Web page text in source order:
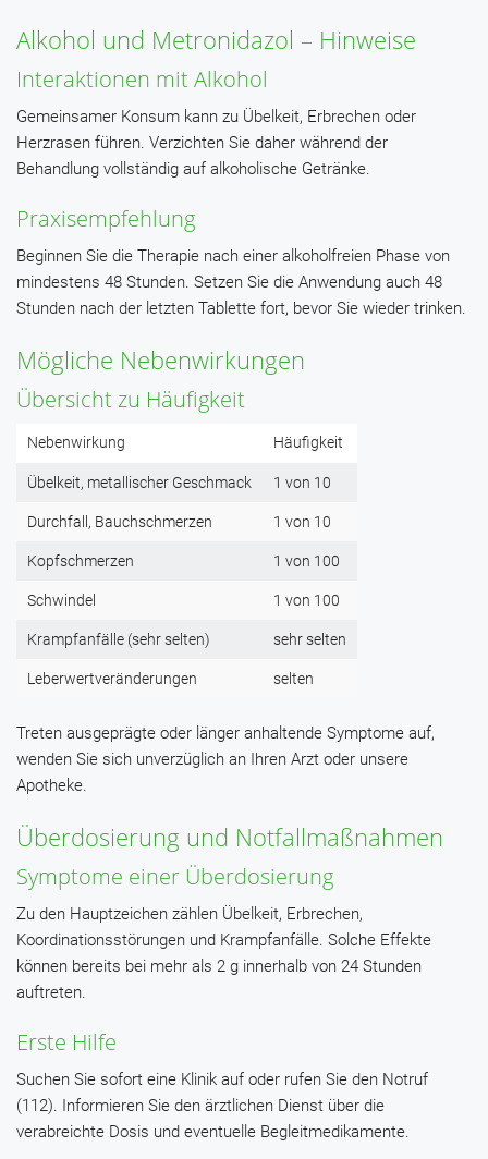
Alkohol und Metronidazol – Hinweise
Interaktionen mit Alkohol
Gemeinsamer Konsum kann zu Übelkeit, Erbrechen oder
Herzrasen führen. Verzichten Sie daher während der
Behandlung vollständig auf alkoholische Getränke.
Praxisempfehlung
Beginnen Sie die Therapie nach einer alkoholfreien Phase von
mindestens 48 Stunden. Setzen Sie die Anwendung auch 48
Stunden nach der letzten Tablette fort, bevor Sie wieder trinken.
Mögliche Nebenwirkungen
Übersicht zu Häufigkeit
Nebenwirkung Häufigkeit
Übelkeit, metallischer Geschmack 1 von 10
Durchfall, Bauchschmerzen 1 von 10
Kopfschmerzen 1 von 100
Schwindel 1 von 100
Krampfanfälle (sehr selten) sehr selten
Leberwertveränderungen selten
Treten ausgeprägte oder länger anhaltende Symptome auf,
wenden Sie sich unverzüglich an Ihren Arzt oder unsere
Apotheke.
Überdosierung und Notfallmaßnahmen
Symptome einer Überdosierung
Zu den Hauptzeichen zählen Übelkeit, Erbrechen,
Koordinationsstörungen und Krampfanfälle. Solche Effekte
können bereits bei mehr als 2 g innerhalb von 24 Stunden
auftreten.
Erste Hilfe
Suchen Sie sofort eine Klinik auf oder rufen Sie den Notruf
(112). Informieren Sie den ärztlichen Dienst über die
verabreichte Dosis und eventuelle Begleitmedikamente.